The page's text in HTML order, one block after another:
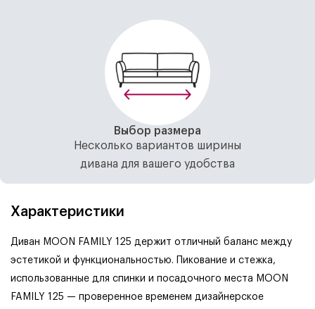
Выбор размера
Несколько вариантов ширины
дивана для вашего удобства
Характеристики
Диван MOON FAMILY 125 держит отличный баланс между
эстетикой и функциональностью. Пикование и стежка,
использованные для спинки и посадочного места MOON
FAMILY 125 — проверенное временем дизайнерское